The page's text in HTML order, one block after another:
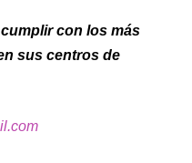
con los más
sus centros de